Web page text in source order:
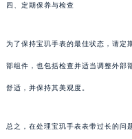
四、定期保养与检查
为了保持宝玑手表的最佳状态，请定
部组件，也包括检查并适当调整外部
舒适，并保持其美观度。
总之，在处理宝玑手表表带过长的问